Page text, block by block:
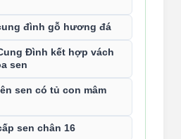
đình gỗ hương đá
Đình kết hợp vách
sen
sen có tủ con mâm
sen chân 16